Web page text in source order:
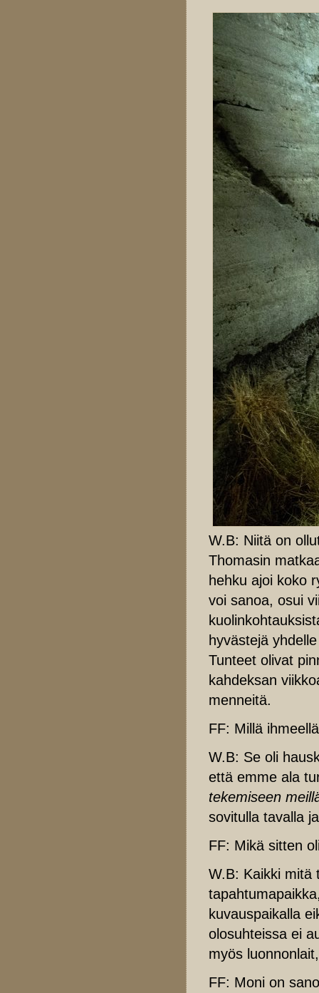
W.B: Niitä on
Thomasin
hehku ajoi koko
voi sanoa, osui
hyvästejä
Tunteet olivat
kahdeksan
menneitä.
FF: Millä
W.B: Se oli
että emme ala
tekemiseen
sovitulla tavalla
FF: Mikä sitten
W.B: Kaikki mitä
kuvauspaikalla
olosuhteissa ei
myös
FF: Moni on